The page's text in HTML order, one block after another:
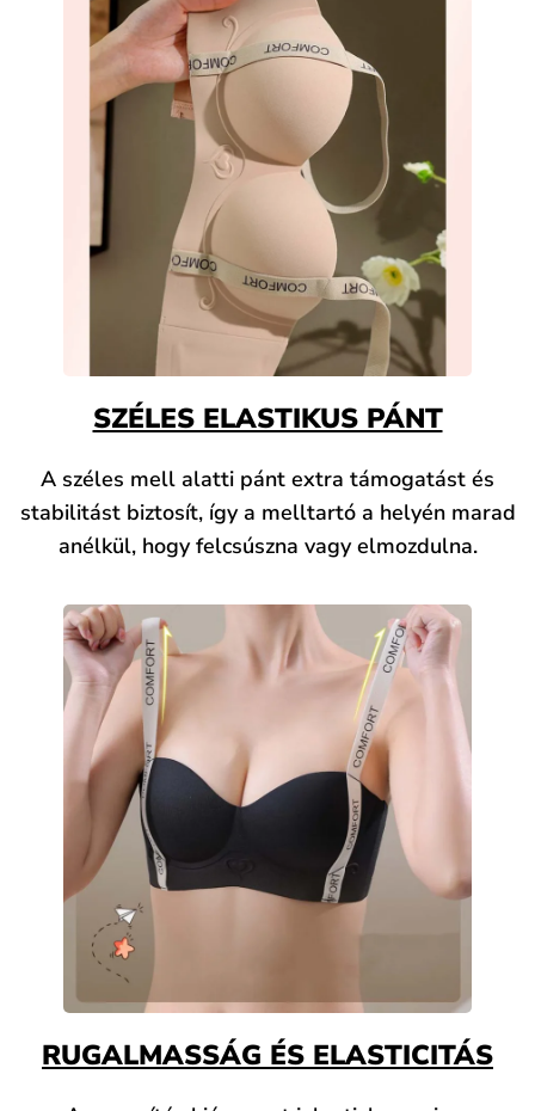
SZÉLES ELASTIKUS PÁNT
A széles mell alatti pánt extra támogatást és
stabilitást biztosít, így a melltartó a helyén marad
anélkül, hogy felcsúszna vagy elmozdulna.
RUGALMASSÁG ÉS ELASTICITÁS